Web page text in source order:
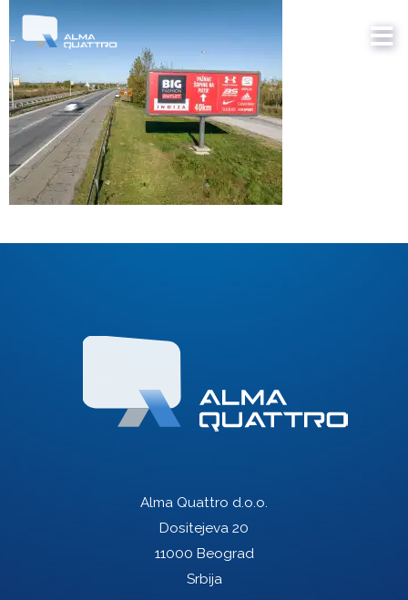
Alma Quattro d.o.o.
Dositejeva 20
11000 Beograd
Srbija